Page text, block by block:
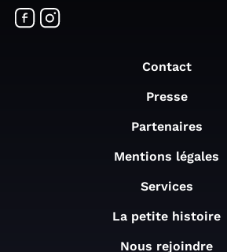
Contact
Presse
Partenaires
Mentions légales
Services
La petite histoire
Nous rejoindre